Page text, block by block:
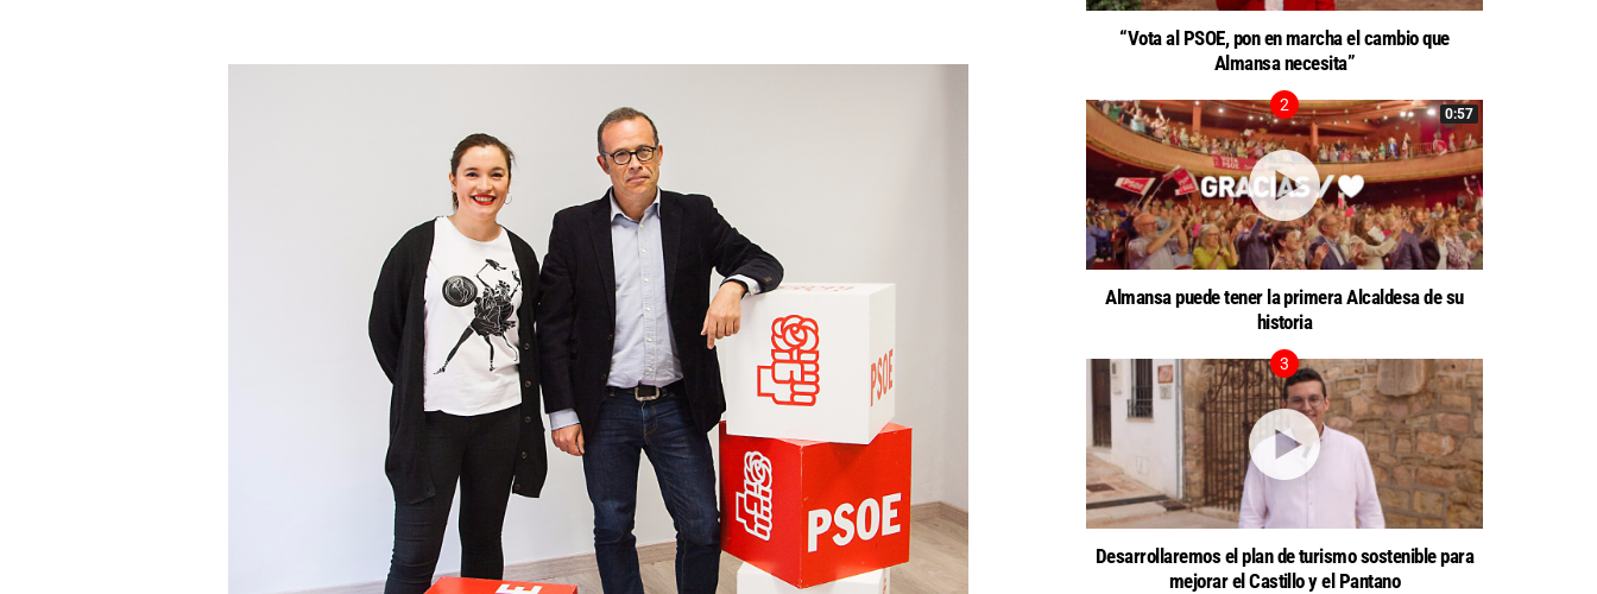
“Vota al PSOE, pon en marcha el cambio que
Almansa necesita”
0:57
Almansa puede tener la primera Alcaldesa de su
historia
Desarrollaremos el plan de turismo sostenible para
mejorar el Castillo y el Pantano